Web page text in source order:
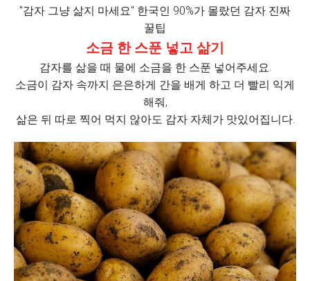
"감자 그냥 삶지 마세요" 한국인 90%가 몰랐던 감자 진짜
꿀팁
소금 한 스푼 넣고 삶기
감자를 삶을 때 물에 소금을 한 스푼 넣어주세요.
소금이 감자 속까지 은은하게 간을 배게 하고 더 빨리 익게
해줘,
삶은 뒤 따로 찍어 먹지 않아도 감자 자체가 맛있어집니다.